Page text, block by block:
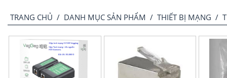
TRANG CHỦ / DANH MỤC SẢN PHẨM / THIẾT BỊ MẠNG /